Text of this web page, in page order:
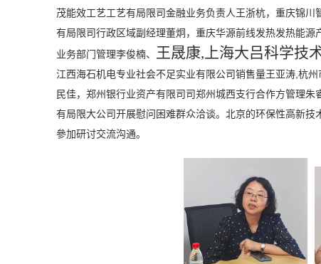
茂能效工艺工艺有局限司金融业务负责人王浙杭，重庆锦
有局限司行政区域副经理董炯，重庆华源前线发热发热能
业务部门管理李俊楠、
王晟康,上海大吕科学技
江西海石机电专业社会不足实业有限公司销售量王亚涛,杭
民佳，郑州银行业资产有限司司郑州城西支行合作方管理
有局限大公司开展慰问困难群众洽谈。北京的环保性高新
參加研讨交流沟通。